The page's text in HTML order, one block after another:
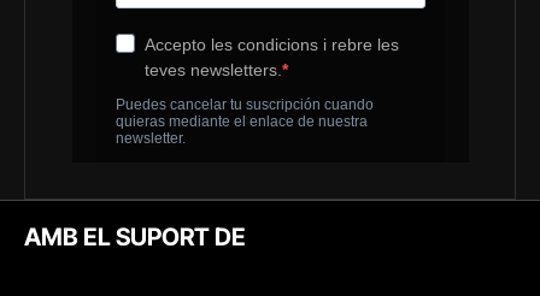
AMB EL SUPORT DE